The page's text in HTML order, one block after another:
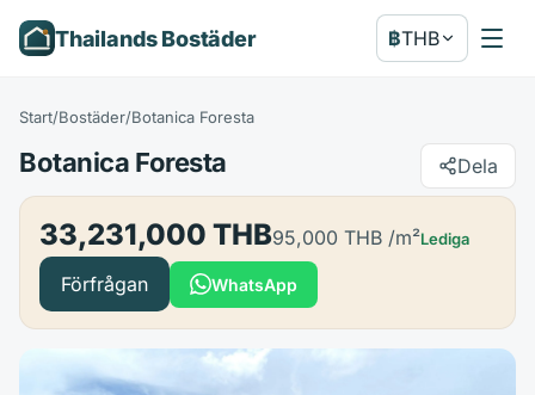
Thailands Bostäder ฿THB
Start/Bostäder/Botanica Foresta
Botanica Foresta Dela
33,231,000 THB95,000 THB /m²Lediga
Förfrågan WhatsApp